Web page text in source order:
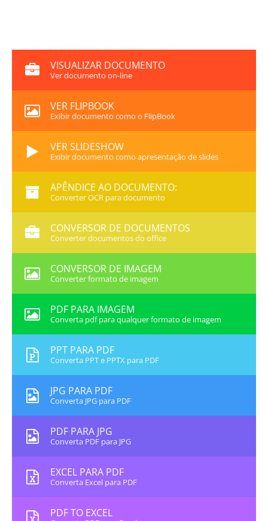
VISUALIZAR DOCUMENTO
Ver documento on-line
VER FLIPBOOK
Exibir documento como o FlipBook
VER SLIDESHOW
Exibir documento como apresentação de slides
APÊNDICE AO DOCUMENTO:
Converter OCR para documento
CONVERSOR DE DOCUMENTOS
Converter documentos do office
CONVERSOR DE IMAGEM
Converter formato de imagem
PDF PARA IMAGEM
Converta pdf para qualquer formato de imagem
PPT PARA PDF
Converta PPT e PPTX para PDF
JPG PARA PDF
Converta JPG para PDF
PDF PARA JPG
Converta PDF para JPG
EXCEL PARA PDF
Converta Excel para PDF
PDF TO EXCEL